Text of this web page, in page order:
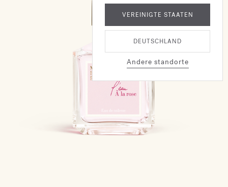
VEREINIGTE STAATEN
DEUTSCHLAND
Andere standorte